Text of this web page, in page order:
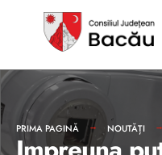
PRIMA PAGINĂ NOUTĂȚI